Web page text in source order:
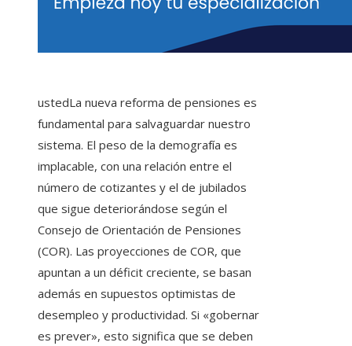
ustedLa nueva reforma de pensiones es
fundamental para salvaguardar nuestro
sistema. El peso de la demografía es
implacable, con una relación entre el
número de cotizantes y el de jubilados
que sigue deteriorándose según el
Consejo de Orientación de Pensiones
(COR). Las proyecciones de COR, que
apuntan a un déficit creciente, se basan
además en supuestos optimistas de
desempleo y productividad. Si «gobernar
es prever», esto significa que se deben